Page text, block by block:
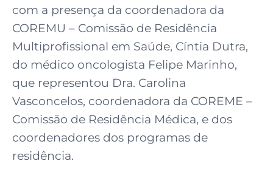
com a presença da coordenadora da
COREMU – Comissão de Residência
Multiprofissional em Saúde, Cíntia Dutra,
do médico oncologista Felipe Marinho,
que representou Dra. Carolina
Vasconcelos, coordenadora da COREME –
Comissão de Residência Médica, e dos
coordenadores dos programas de
residência.